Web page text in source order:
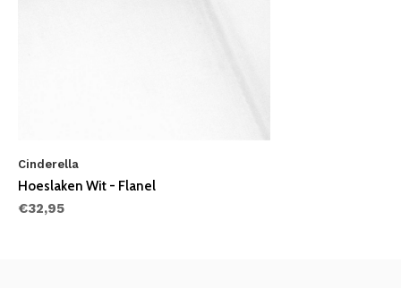
Cinderella
Hoeslaken Wit - Flanel
€32,95